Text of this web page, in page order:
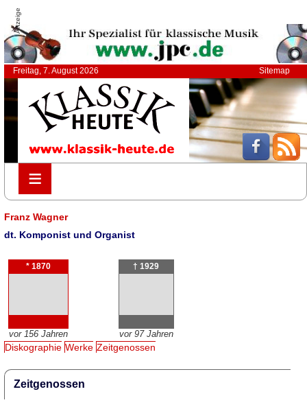
Anzeige
Freitag, 7. August 2026 Sitemap
≡
≡
Franz Wagner
dt. Komponist und Organist
* 1870
vor 156 Jahren
† 1929
vor 97 Jahren
Diskographie Werke Zeitgenossen
Zeitgenossen